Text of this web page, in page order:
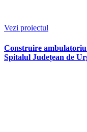
Vezi proiectul
Construire ambulatoriu
Spitalul Județean de